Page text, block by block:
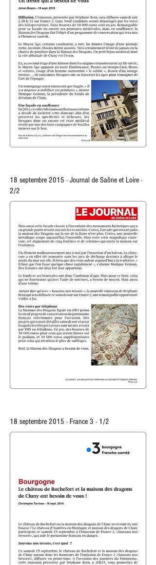
18 septembre 2015 · Journal de Saône et Loire ·
2/2
18 septembre 2015 · France 3 · 1/2